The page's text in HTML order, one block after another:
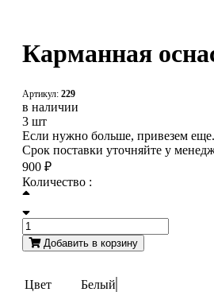
Карманная
Артикул: 229
в наличии
3 шт
Если нужно больше, привезем еще.
Срок поставки уточняйте у
900 ₽
Количество :
Добавить в корзину
Цвет
Белый